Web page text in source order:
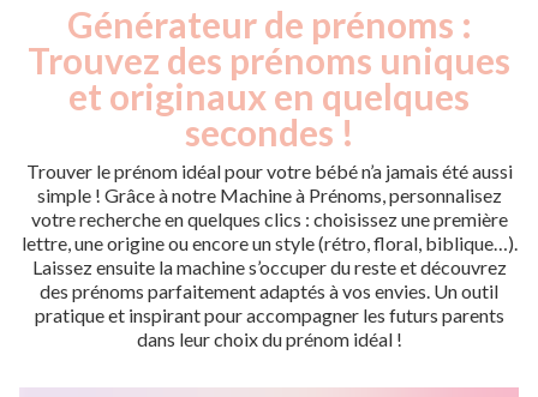
Générateur de prénoms :
Trouvez des prénoms uniques
et originaux en quelques
secondes !
Trouver le prénom idéal pour votre bébé n’a jamais été aussi
simple ! Grâce à notre Machine à Prénoms, personnalisez
votre recherche en quelques clics : choisissez une première
lettre, une origine ou encore un style (rétro, floral, biblique…).
Laissez ensuite la machine s’occuper du reste et découvrez
des prénoms parfaitement adaptés à vos envies. Un outil
pratique et inspirant pour accompagner les futurs parents
dans leur choix du prénom idéal !